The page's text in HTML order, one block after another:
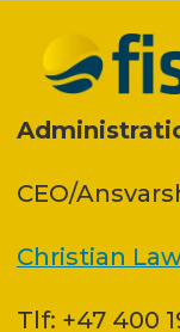
CEO/
Christian
Tlf: +47 400